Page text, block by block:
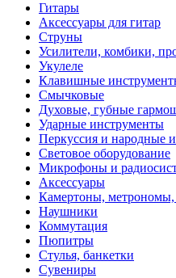
Гитары
Аксессуары для гитар
Струны
Усилители, комбики,
Укулеле
Клавишные
Смычковые
Духовые, губные
Ударные инструменты
Перкуссия и народные
Световое оборудование
Микрофоны и
Аксессуары
Камертоны,
Наушники
Коммутация
Пюпитры
Стулья, банкетки
Сувениры